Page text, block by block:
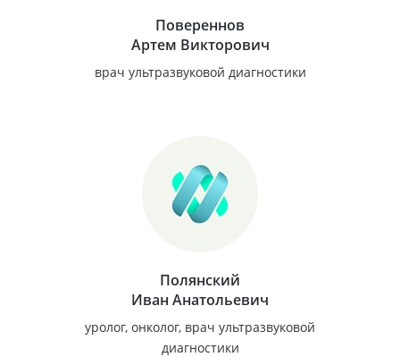
Повереннов
Артем Викторович
врач ультразвуковой диагностики
Полянский
Иван Анатольевич
уролог, онколог, врач ультразвуковой
диагностики